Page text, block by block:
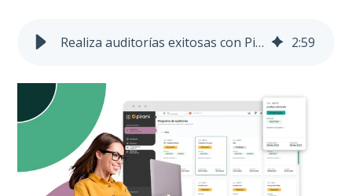
Realiza auditorías exitosas con Pirani 2:59